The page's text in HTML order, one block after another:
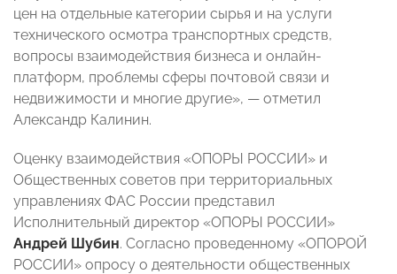
цен на отдельные категории сырья и на услуги
технического осмотра транспортных средств,
вопросы взаимодействия бизнеса и онлайн-
платформ, проблемы сферы почтовой связи и
недвижимости и многие другие», — отметил
Александр Калинин.
Оценку взаимодействия «ОПОРЫ РОССИИ» и
Общественных советов при территориальных
управлениях ФАС России представил
Исполнительный директор «ОПОРЫ РОССИИ»
Андрей Шубин. Согласно проведенному «ОПОРОЙ
РОССИИ» опросу о деятельности общественных